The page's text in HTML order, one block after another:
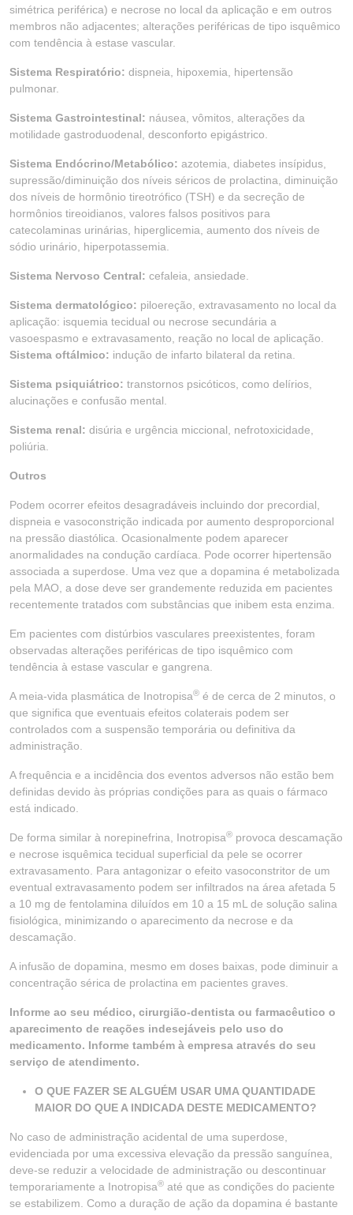
simétrica periférica) e necrose no local da aplicação e em outros
membros não adjacentes; alterações periféricas de tipo isquêmico
com tendência à estase vascular.
Sistema Respiratório: dispneia, hipoxemia, hipertensão
pulmonar.
Sistema Gastrointestinal: náusea, vômitos, alterações da
motilidade gastroduodenal, desconforto epigástrico.
Sistema Endócrino/Metabólico: azotemia, diabetes insípidus,
supressão/diminuição dos níveis séricos de prolactina, diminuição
dos níveis de hormônio tireotrófico (TSH) e da secreção de
hormônios tireoidianos, valores falsos positivos para
catecolaminas urinárias, hiperglicemia, aumento dos níveis de
sódio urinário, hiperpotassemia.
Sistema Nervoso Central: cefaleia, ansiedade.
Sistema dermatológico: piloereção, extravasamento no local da
aplicação: isquemia tecidual ou necrose secundária a
vasoespasmo e extravasamento, reação no local de aplicação.
Sistema oftálmico: indução de infarto bilateral da retina.
Sistema psiquiátrico: transtornos psicóticos, como delírios,
alucinações e confusão mental.
Sistema renal: disúria e urgência miccional, nefrotoxicidade,
poliúria.
Outros
Podem ocorrer efeitos desagradáveis incluindo dor precordial,
dispneia e vasoconstrição indicada por aumento desproporcional
na pressão diastólica. Ocasionalmente podem aparecer
anormalidades na condução cardíaca. Pode ocorrer hipertensão
associada a superdose. Uma vez que a dopamina é metabolizada
pela MAO, a dose deve ser grandemente reduzida em pacientes
recentemente tratados com substâncias que inibem esta enzima.
Em pacientes com distúrbios vasculares preexistentes, foram
observadas alterações periféricas de tipo isquêmico com
tendência à estase vascular e gangrena.
A meia-vida plasmática de Inotropisa® é de cerca de 2 minutos, o
que significa que eventuais efeitos colaterais podem ser
controlados com a suspensão temporária ou definitiva da
administração.
A frequência e a incidência dos eventos adversos não estão bem
definidas devido às próprias condições para as quais o fármaco
está indicado.
De forma similar à norepinefrina, Inotropisa® provoca descamação
e necrose isquêmica tecidual superficial da pele se ocorrer
extravasamento. Para antagonizar o efeito vasoconstritor de um
eventual extravasamento podem ser infiltrados na área afetada 5
a 10 mg de fentolamina diluídos em 10 a 15 mL de solução salina
fisiológica, minimizando o aparecimento da necrose e da
descamação.
A infusão de dopamina, mesmo em doses baixas, pode diminuir a
concentração sérica de prolactina em pacientes graves.
Informe ao seu médico, cirurgião-dentista ou farmacêutico o
aparecimento de reações indesejáveis pelo uso do
medicamento. Informe também à empresa através do seu
serviço de atendimento.
O QUE FAZER SE ALGUÉM USAR UMA QUANTIDADE
MAIOR DO QUE A INDICADA DESTE MEDICAMENTO?
No caso de administração acidental de uma superdose,
evidenciada por uma excessiva elevação da pressão sanguínea,
deve-se reduzir a velocidade de administração ou descontinuar
temporariamente a Inotropisa® até que as condições do paciente
se estabilizem. Como a duração de ação da dopamina é bastante